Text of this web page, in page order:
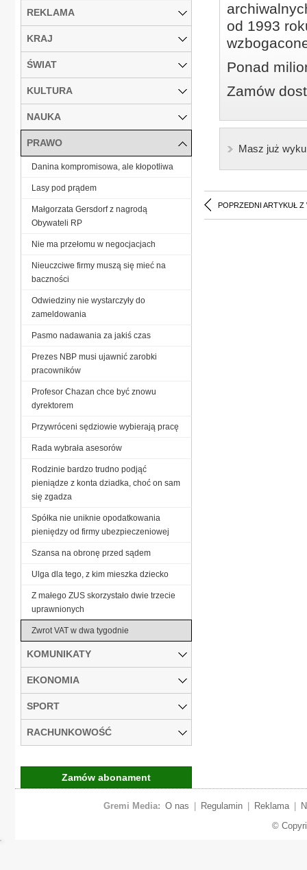
od 1993
Ponad
Zamów
Masz już
POPRZEDNI ARTYKUŁ Z
REKLAMA
KRAJ
ŚWIAT
KULTURA
NAUKA
PRAWO
Danina kompromisowa, ale kłopotliwa
Lasy pod prądem
Małgorzata Gersdorf z nagrodą
Obywateli RP
Nie ma przełomu w negocjacjach
Nieuczciwe firmy muszą się mieć na
baczności
Odwiedziny nie wystarczyły do
zameldowania
Pasmo nadawania za jakiś czas
Prezes NBP musi ujawnić zarobki
pracowników
Profesor Chazan chce być znowu
dyrektorem
Przywróceni sędziowie wybierają pracę
Rada wybrała asesorów
Rodzinie bardzo trudno podjąć
pieniądze z konta dziadka, choć on sam
się zgadza
Spółka nie uniknie opodatkowania
pieniędzy od firmy ubezpieczeniowej
Szansa na obronę przed sądem
Ulga dla tego, z kim mieszka dziecko
Z małego ZUS skorzystało dwie trzecie
uprawnionych
Zwrot VAT w dwa tygodnie
KOMUNIKATY
EKONOMIA
SPORT
RACHUNKOWOŚĆ
Zamów abonament
Gremi Media: O nas Regulamin Reklama
©